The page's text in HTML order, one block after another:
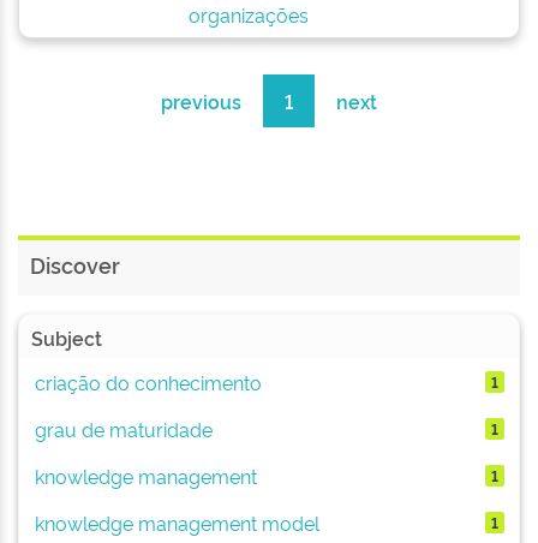
organizações
previous 1 next
Discover
Subject
criação do conhecimento
1
grau de maturidade 1
knowledge management 1
knowledge management model 1